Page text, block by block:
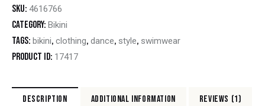
SKU: 4616766
Category: Bikini
Tags: bikini, clothing, dance, style, swimwear
Product ID: 17417
DESCRIPTION ADDITIONAL INFORMATION REVIEWS (1)